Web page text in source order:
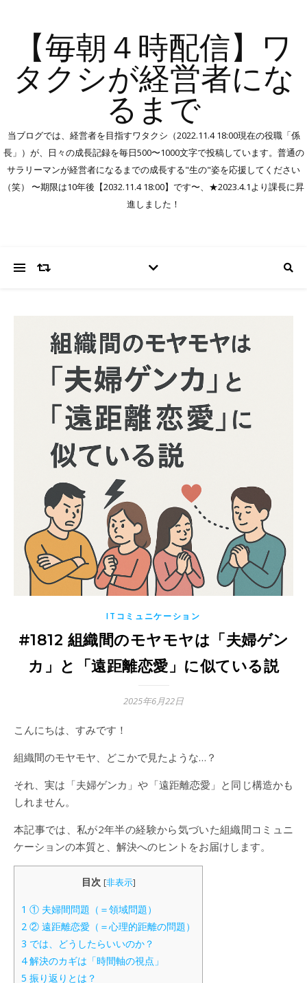
【毎朝４時配信】ワ
タクシが経営者にな
るまで
当ブログでは、経営者を目指すワタクシ（2022.11.4 18:00現在の役職「係
長」）が、日々の成長記録を毎日500〜1000文字で投稿しています。普通の
サラリーマンが経営者になるまでの成長する"生の"姿を応援してください
（笑） 〜期限は10年後【2032.11.4 18:00】です〜、★2023.4.1より課長に昇
進しました！
ITコミュニケーション
#1812 組織間のモヤモヤは「夫婦ゲン
カ」と「遠距離恋愛」に似ている説
2025年6月22日
こんにちは、すみです！
組織間のモヤモヤ、どこかで見たような…？
それ、実は「夫婦ゲンカ」や「遠距離恋愛」と同じ構造かも
しれません。
本記事では、私が2年半の経験から気づいた組織間コミュニ
ケーションの本質と、解決へのヒントをお届けします。
目次 [非表示]
1 ① 夫婦間問題（＝領域問題）
2 ② 遠距離恋愛（＝心理的距離の問題）
3 では、どうしたらいいのか？
4解決のカギは「時間軸の視点」
5 振り返りとは？